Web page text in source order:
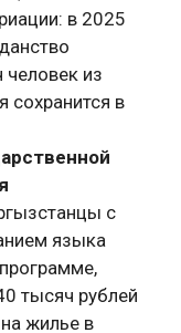
в 2025
из
сохранится в
с
языка
тысяч рублей
жилье в